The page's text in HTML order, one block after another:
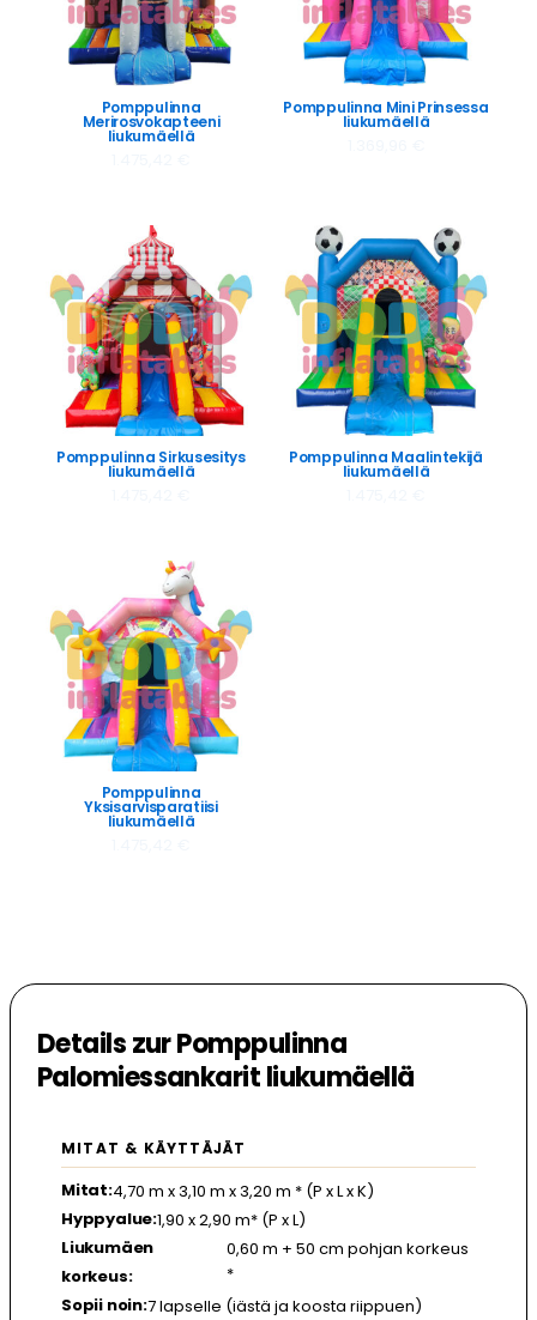
Pomppulinna
Merirosvokapteeni
liukumäellä
Pomppulinna Mini Prinsessa
liukumäellä
Pomppulinna Sirkusesitys
liukumäellä
Pomppulinna Maalintekijä
liukumäellä
Pomppulinna
Yksisarvisparatiisi
liukumäellä
Details zur Pomppulinna
Palomiessankarit liukumäellä
MITAT & KÄYTTÄJÄT
Mitat:4,70 m x 3,10 m x 3,20 m * (P x L x K)
Hyppyalue:1,90 x 2,90 m* (P x L)
Liukumäen
korkeus:
0,60 m + 50 cm pohjan korkeus
*
Sopii noin:7 lapselle (iästä ja koosta riippuen)